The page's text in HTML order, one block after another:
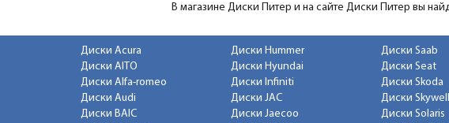
В магазине Диски Питер и на сайте Диски Питер вы
Диски Acura
Диски AITO
Диски Alfa-romeo
Диски Audi
Диски BAIC
Диски Hummer
Диски Hyundai
Диски Infiniti
Диски JAC
Диски Jaecoo
Диски Saab
Диски Seat
Диски Skoda
Диски Skywell
Диски Solaris